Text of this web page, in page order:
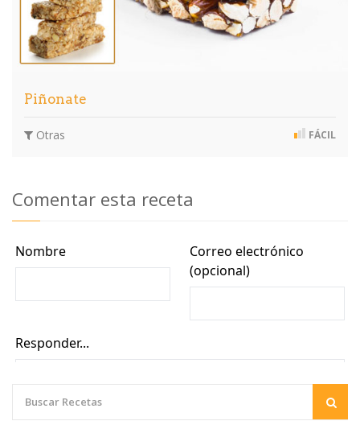
Piñonate
Otras FÁCIL
Comentar esta receta